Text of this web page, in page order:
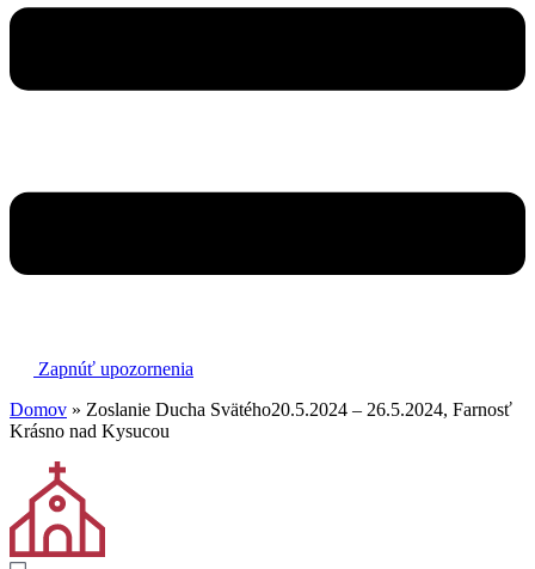
Zapnúť upozornenia
Domov » Zoslanie Ducha Svätého20.5.2024 – 26.5.2024, Farnosť
Krásno nad Kysucou